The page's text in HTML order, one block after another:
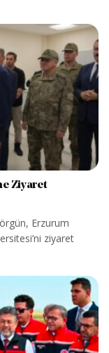
Ziyaret
Erzurum
ziyaret